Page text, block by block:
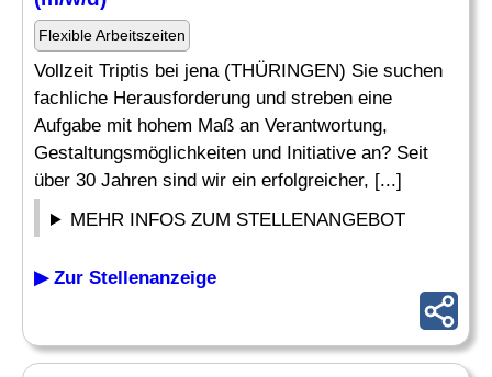
Flexible Arbeitszeiten
Vollzeit Triptis bei jena (THÜRINGEN) Sie suchen
fachliche Herausforderung und streben eine
Aufgabe mit hohem Maß an Verantwortung,
Gestaltungsmöglichkeiten und Initiative an? Seit
über 30 Jahren sind wir ein erfolgreicher, [...]
MEHR INFOS ZUM STELLENANGEBOT
▶ Zur Stellenanzeige